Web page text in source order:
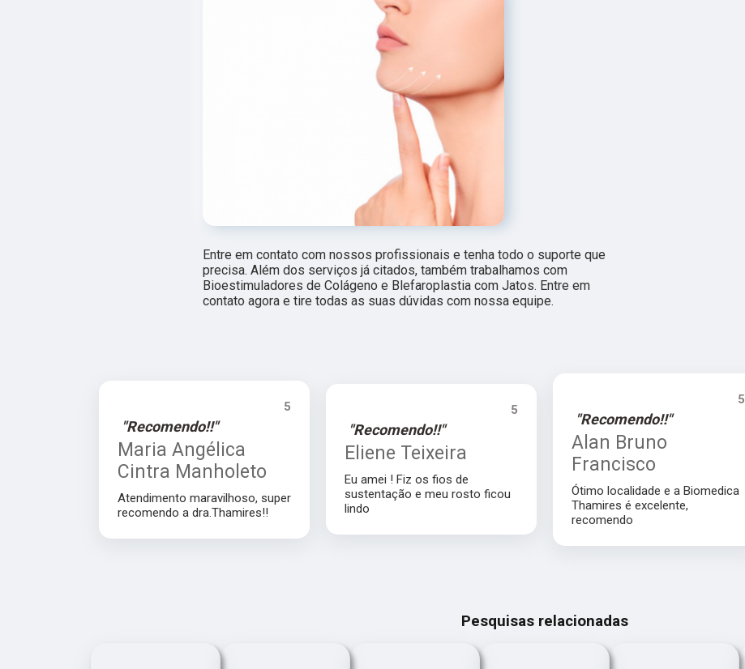
Entre em contato com nossos profissionais e tenha todo o suporte que
precisa. Além dos serviços já citados, também trabalhamos com
Bioestimuladores de Colágeno e Blefaroplastia com Jatos. Entre em
contato agora e tire todas as suas dúvidas com nossa equipe.
5
"Recomendo!!"
Maria Angélica
Cintra Manholeto
Atendimento maravilhoso, super
recomendo a dra.Thamires!!
5
"Recomendo!!"
Eliene Teixeira
Eu amei ! Fiz os fios de
sustentação e meu rosto ficou
lindo
5
"Recomendo!!"
Alan Bruno
Francisco
Ótimo localidade e a Biomedica
Thamires é excelente,
recomendo
Pesquisas relacionadas